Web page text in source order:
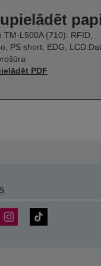
TM-L500A (710): RFID,
PS short, EDG, LCD
PDF